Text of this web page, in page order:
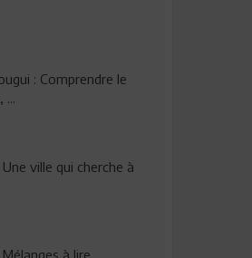
: Comprendre le
...
ville qui cherche à